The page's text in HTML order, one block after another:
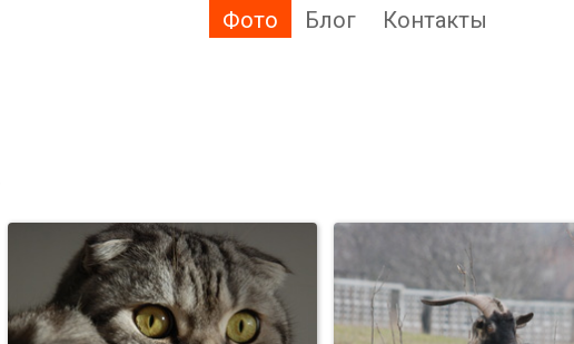
Фото Блог Контакты